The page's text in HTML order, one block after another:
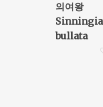
의여왕
Sinningia
bullata